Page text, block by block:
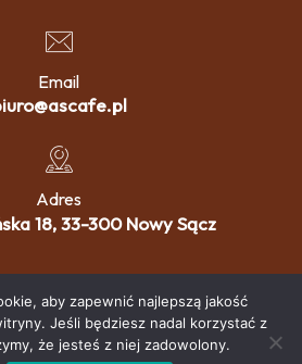
Email
Adres
18, 33-300 Nowy Sącz
sp. z o.o. All rights reserved.
Realizacja:
aby zapewnić najlepszą jakość
Jeśli będziesz nadal korzystać z
że jesteś z niej zadowolony.